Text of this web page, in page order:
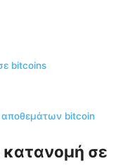
bitcoins
αποθεμάτων bitcoin
σε